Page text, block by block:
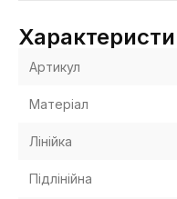
Артикул
Матеріал
Лінійка
Підлінійна